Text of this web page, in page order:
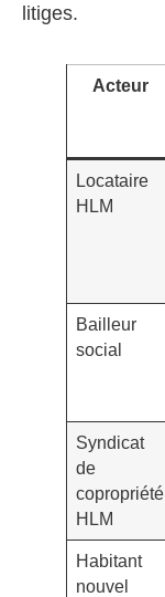
litiges.
Acteur
Locataire
HLM
Bailleur
social
Syndicat
de
copropriété
HLM
Habitant
nouvel